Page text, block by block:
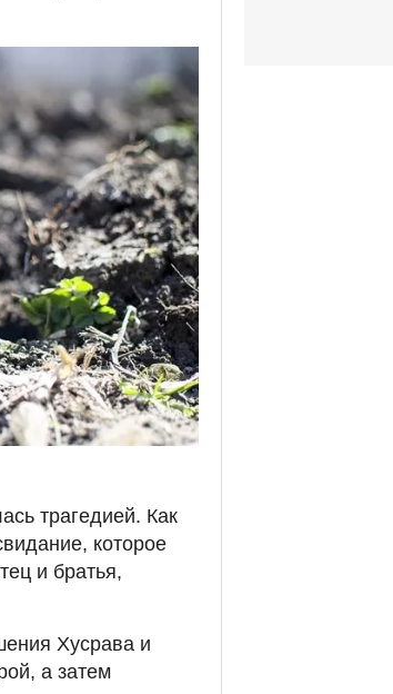
трагедией. Как
которое
и братья,
Хусрава и
а затем